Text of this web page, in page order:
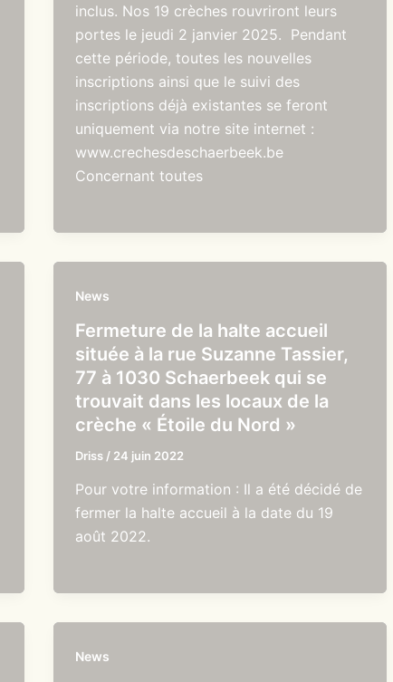
inclus. Nos 19 crèches rouvriront leurs
portes le jeudi 2 janvier 2025. Pendant
cette période, toutes les nouvelles
inscriptions ainsi que le suivi des
inscriptions déjà existantes se feront
uniquement via notre site internet :
www.crechesdeschaerbeek.be
Concernant toutes
News
Fermeture de la halte accueil
située à la rue Suzanne Tassier,
77 à 1030 Schaerbeek qui se
trouvait dans les locaux de la
crèche « Étoile du Nord »
Driss / 24 juin 2022
Pour votre information : Il a été décidé de
fermer la halte accueil à la date du 19
août 2022.
News